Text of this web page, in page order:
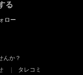
る
んか？
タレコミ